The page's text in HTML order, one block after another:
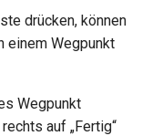
drücken, können
einem Wegpunkt
Wegpunkt
auf „Fertig“